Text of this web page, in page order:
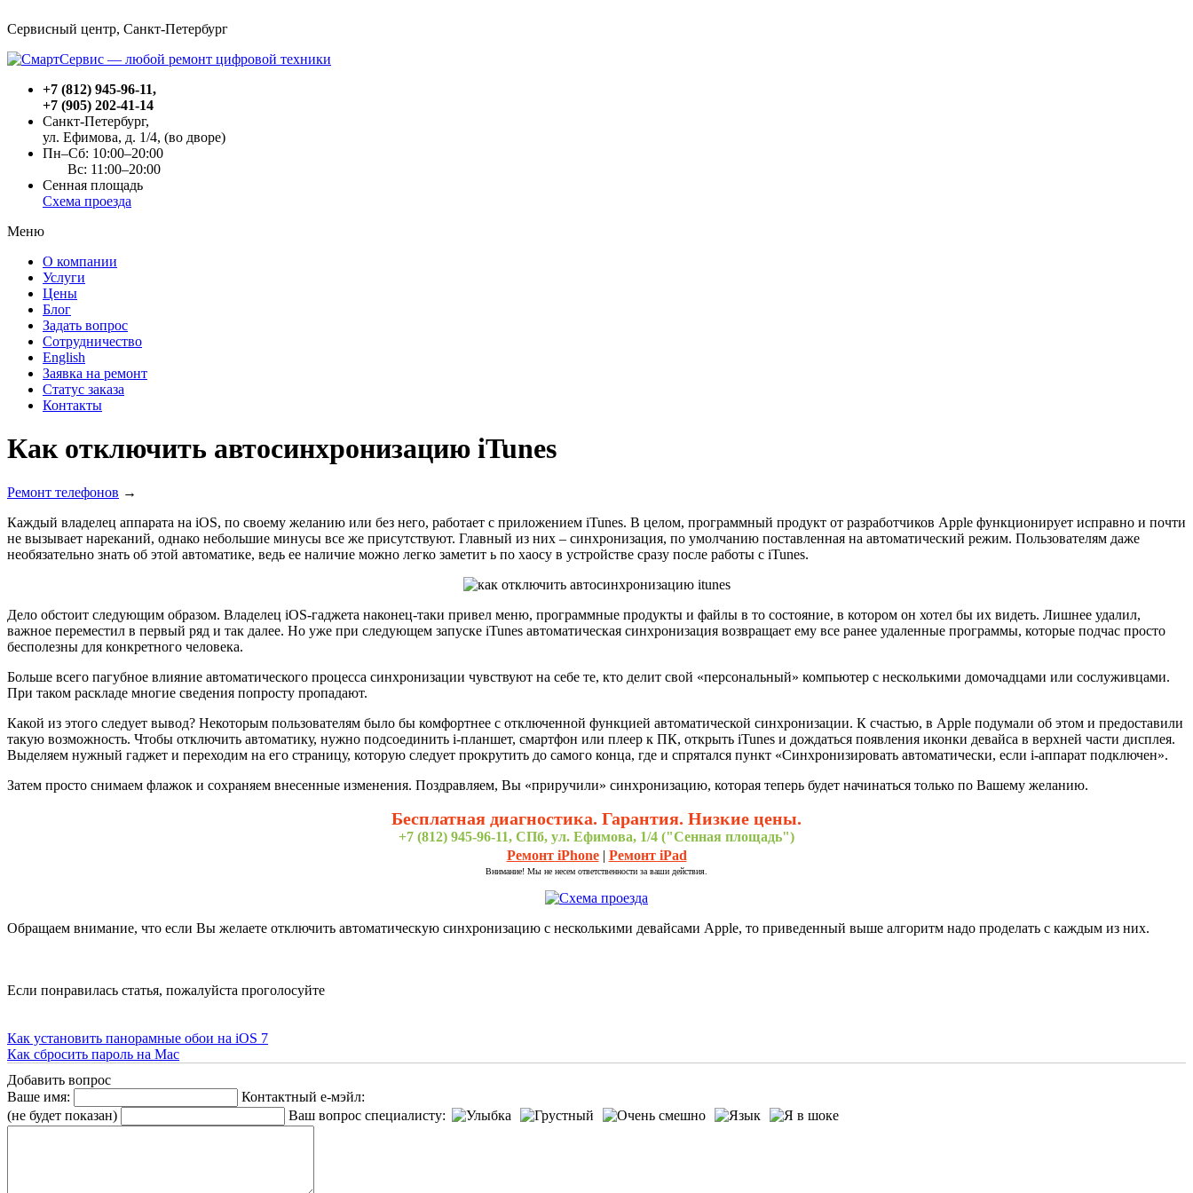
Сервисный центр, Cанкт-Петербург
+7 (812) 945-96-11,
+7 (905) 202-41-14
Санкт-Петербург,
ул. Ефимова, д. 1/4, (во дворе)
Пн–Сб: 10:00–20:00
Вс: 11:00–20:00
Сенная площадь
Схема проезда
Меню
О компании
Услуги
Цены
Блог
Задать вопрос
Сотрудничество
English
Заявка на ремонт
Статус заказа
Контакты
Как отключить автосинхронизацию iTunes
Ремонт телефонов →
Каждый владелец аппарата на iOS, по своему желанию или без него, работает с приложением iTunes. В целом, программный продукт от разработчиков Apple функционирует исправно и почти
не вызывает нареканий, однако небольшие минусы все же присутствуют. Главный из них – синхронизация, по умолчанию поставленная на автоматический режим. Пользователям даже
необязательно знать об этой автоматике, ведь ее наличие можно легко заметит ь по хаосу в устройстве сразу после работы с iTunes.
Дело обстоит следующим образом. Владелец iOS-гаджета наконец-таки привел меню, программные продукты и файлы в то состояние, в котором он хотел бы их видеть. Лишнее удалил,
важное переместил в первый ряд и так далее. Но уже при следующем запуске iTunes автоматическая синхронизация возвращает ему все ранее удаленные программы, которые подчас просто
бесполезны для конкретного человека.
Больше всего пагубное влияние автоматического процесса синхронизации чувствуют на себе те, кто делит свой «персональный» компьютер с несколькими домочадцами или сослуживцами.
При таком раскладе многие сведения попросту пропадают.
Какой из этого следует вывод? Некоторым пользователям было бы комфортнее с отключенной функцией автоматической синхронизации. К счастью, в Apple подумали об этом и предоставили
такую возможность. Чтобы отключить автоматику, нужно подсоединить i-планшет, смартфон или плеер к ПК, открыть iTunes и дождаться появления иконки девайса в верхней части дисплея.
Выделяем нужный гаджет и переходим на его страницу, которую следует прокрутить до самого конца, где и спрятался пункт «Синхронизировать автоматически, если i-аппарат подключен».
Затем просто снимаем флажок и сохраняем внесенные изменения. Поздравляем, Вы «приручили» синхронизацию, которая теперь будет начинаться только по Вашему желанию.
Бесплатная диагностика. Гарантия. Низкие цены.
+7 (812) 945-96-11, СПб, ул. Ефимова, 1/4 ("Сенная площадь")
Ремонт iPhone| Ремонт iPad
Внимание! Мы не несем ответственности за ваши действия.
Обращаем внимание, что если Вы желаете отключить автоматическую синхронизацию с несколькими девайсами Apple, то приведенный выше алгоритм надо проделать с каждым из них.
Если понравилась статья, пожалуйста проголосуйте
Как установить панорамные обои на iOS 7
Как сбросить пароль на Mac
Добавить вопрос
Ваше имя:
Контактный е-мэйл:
(не будет показан)
Ваш вопрос специалисту: